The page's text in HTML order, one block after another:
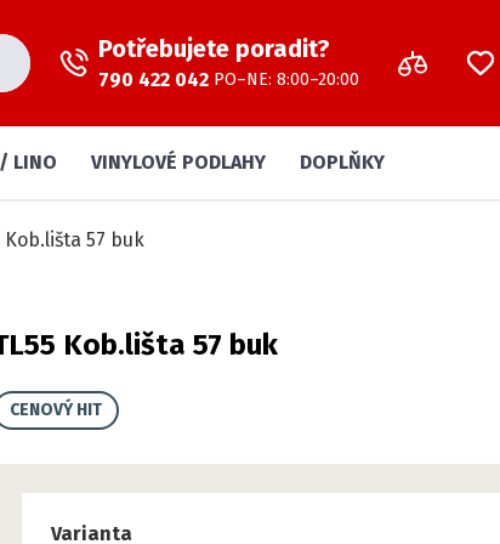
Potřebujete poradit?
790 422 042 PO–NE: 8:00–20:00
LINO VINYLOVÉ PODLAHY DOPLŇKY
Kob.lišta 57 buk
Kob.lišta 57 buk
CENOVÝ HIT
Varianta